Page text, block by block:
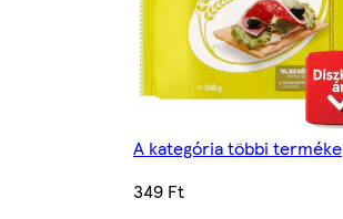
A kategória többi terméke
349 Ft